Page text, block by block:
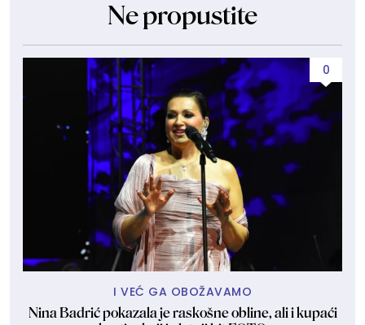
Ne propustite
0
I VEĆ GA OBOŽAVAMO
Nina Badrić pokazala je raskošne obline, ali i kupaći